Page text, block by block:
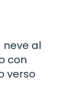
al
con
verso